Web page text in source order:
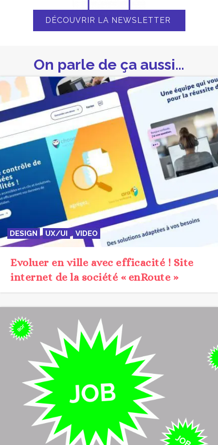
DÉCOUVRIR LA NEWSLETTER
On parle de ça aussi…
DESIGN UX/UI VIDEO
Evoluer en ville avec efficacité ! Site
internet de la société « enRoute »